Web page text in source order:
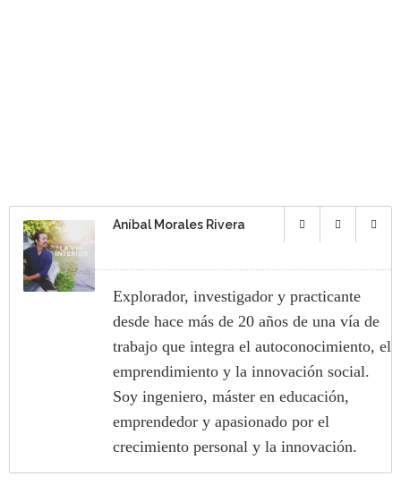
Aníbal Morales Rivera
Explorador, investigador y practicante
desde hace más de 20 años de una vía de
trabajo que integra el autoconocimiento, el
emprendimiento y la innovación social.
Soy ingeniero, máster en educación,
emprendedor y apasionado por el
crecimiento personal y la innovación.